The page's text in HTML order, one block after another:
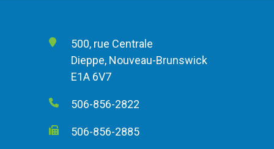
500, rue Centrale
Dieppe, Nouveau-Brunswick
E1A 6V7
506-856-2822
506-856-2885